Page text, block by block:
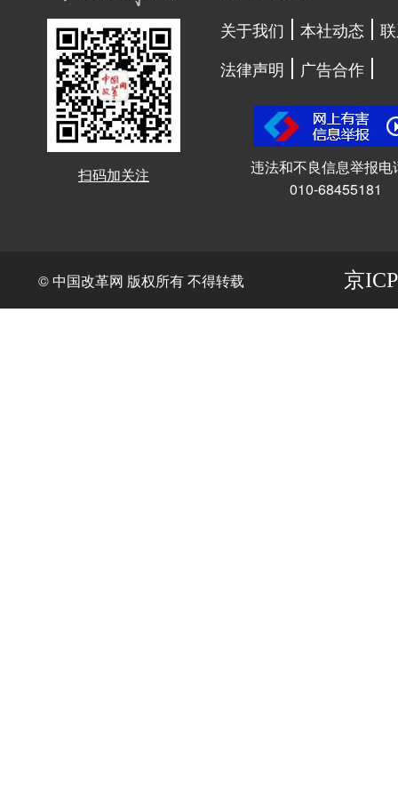
扫码加关注
关于我们 本社动态
法律声明
广告合作
违法和不良信息举报电
010-68455181
© 中国改革网 版权所有 不得转载 京